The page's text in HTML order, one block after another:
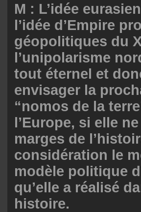
M : L’idée
l’idée d’Empire
géopolitiques du
l’unipolarisme
tout éternel et
envisager la
“nomos de la
l’Europe, si elle
marges de
considération le
modèle politique
qu’elle a réalisé
histoire.